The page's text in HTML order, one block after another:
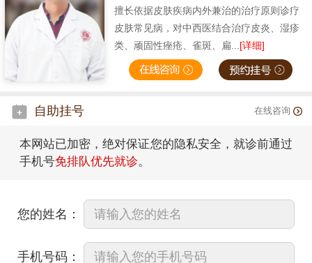
擅长依据皮肤疾病内外兼治的治疗原则诊疗
皮肤常见病，对中西医结合治疗皮炎、湿疹
类、顽固性痤疮、雀斑、扁...[详细]
自助挂号 在线咨询
本网站已加密，绝对保证您的隐私安全，就诊前通过
手机号免排队优先就诊。
您的姓名：
手机号码：